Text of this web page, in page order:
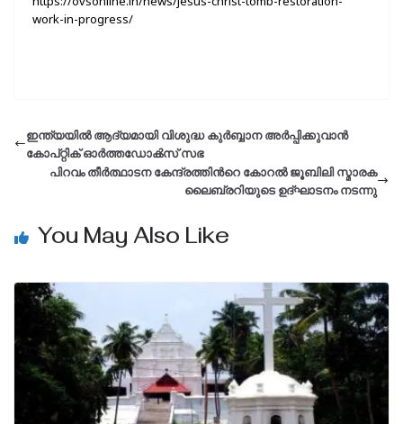
work-in-progress/
ഇന്ത്യയിൽ ആദ്യമായി വിശുദ്ധ കുർബ്ബാന അർപ്പിക്കുവാൻ
കോപ്റ്റിക് ഓർത്തഡോൿസ് സഭ
പിറവം തീർത്ഥാടന കേന്ദ്രത്തിന്‍റെ കോറൽ ജൂബിലി സ്മാരക
ലൈബ്രറിയുടെ ഉദ്ഘാടനം നടന്നു
You May Also Like